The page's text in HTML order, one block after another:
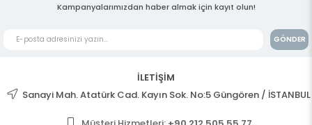
Kampanyalarımızdan haber almak için kayıt olun!
GÖNDER
İLETİŞİM
Sanayi Mah. Atatürk Cad. Kayın Sok. No:5 Güngören / İSTANBUL